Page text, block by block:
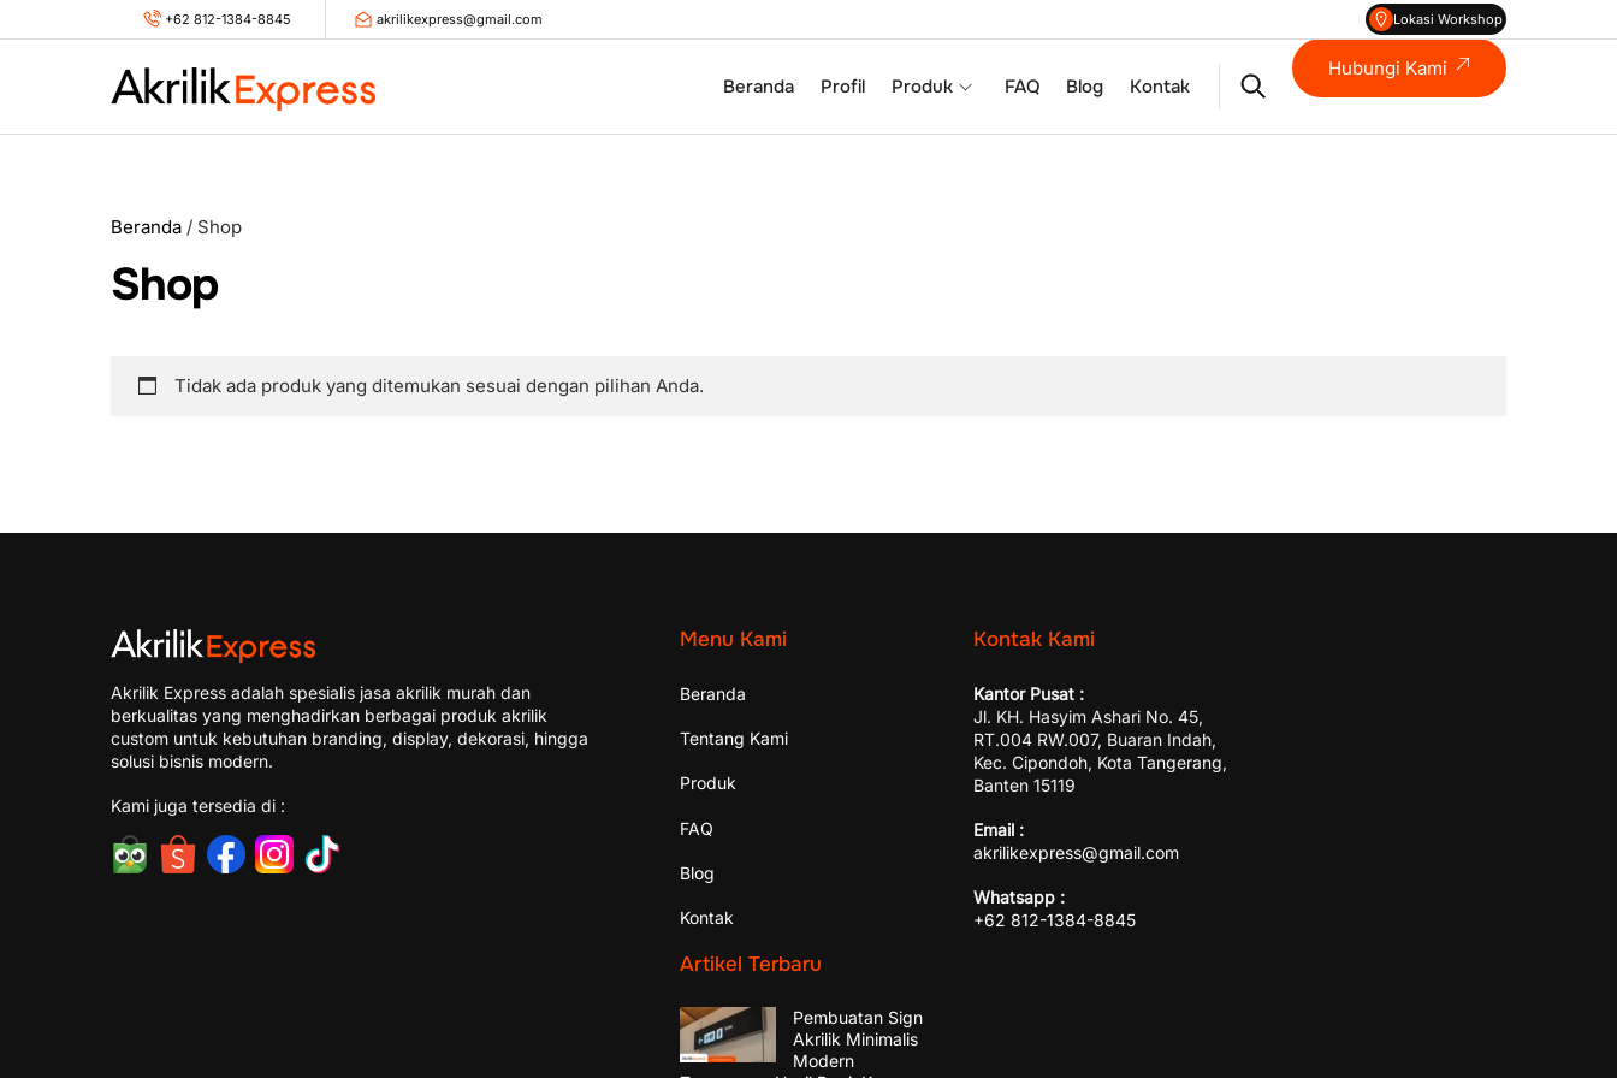
to
+62 812-1384-8845 akrilikexpress@gmail.com Lokasi Workshop
Search
Beranda Profil Produk FAQ Blog Kontak
Hubungi Kami
Beranda / Shop
Shop
Tidak ada produk yang ditemukan sesuai dengan pilihan Anda.
Akrilik Express adalah spesialis jasa akrilik murah dan
berkualitas yang menghadirkan berbagai produk akrilik
custom untuk kebutuhan branding, display, dekorasi, hingga
solusi bisnis modern.
Kami juga tersedia di :
Menu Kami
Beranda
Tentang Kami
Produk
FAQ
Blog
Kontak
Kontak Kami
Kantor Pusat :
Jl. KH. Hasyim Ashari No. 45,
RT.004 RW.007, Buaran Indah,
Kec. Cipondoh, Kota Tangerang,
Banten 15119
Email :
akrilikexpress@gmail.com
Whatsapp :
+62 812-1384-8845
Artikel Terbaru
Pembuatan Sign
Akrilik Minimalis
Modern